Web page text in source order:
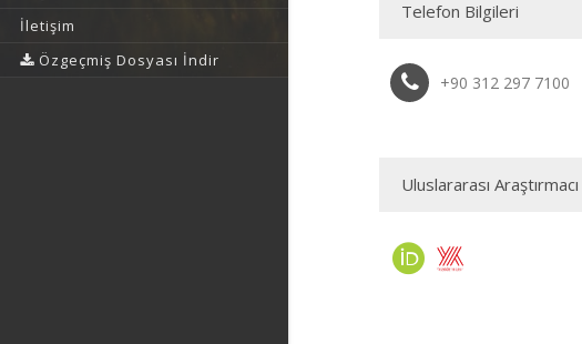
İletişim
Özgeçmiş Dosyası İndir
Telefon Bilgileri
+90 312 297 7100
Uluslararası